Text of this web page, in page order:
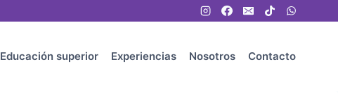
Educación superior Experiencias Nosotros Contacto